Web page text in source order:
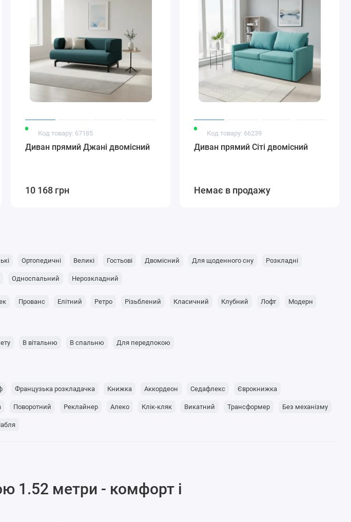
1.52 метри - комфорт і
Код товару: 67185
Диван прямий Джані двомісний
10 168 грн
Код товару: 66239
Диван прямий Сіті двомісний
Немає в продажу
Ортопедичні Великі Гостьові Двомісний Для щоденного сну Розкладні
Односпальний Нерозкладний
Прованс Елітний Ретро Різьблений Класичний Клубний Лофт Модерн
В вітальню В спальню Для передпокою
Французька розкладачка Книжка Аккордеон Седафлекс Єврокнижка
Поворотний Реклайнер Алеко Клік-кляк Викатний Трансформер Без механізму